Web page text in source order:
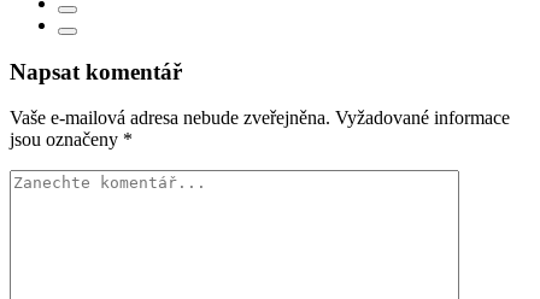
Napsat komentář
Vaše e-mailová adresa nebude zveřejněna. Vyžadované informace
jsou označeny *